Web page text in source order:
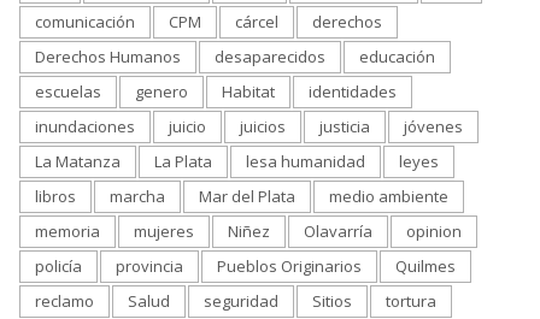
comunicación
CPM cárcel
derechos
Derechos Humanos
desaparecidos
educación
escuelas
genero Habitat
identidades
inundaciones
juicio juicios justicia
jóvenes
La Matanza
La Plata lesa humanidad
leyes
libros
marcha Mar del Plata
medio ambiente
memoria
mujeres Niñez Olavarría
opinion
policía
provincia Pueblos Originarios
Quilmes
reclamo
Salud seguridad Sitios
tortura